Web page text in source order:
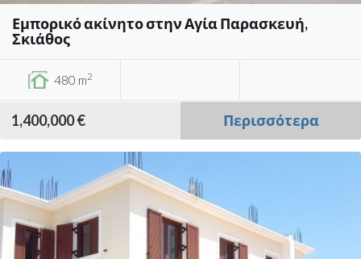
Εμπορικό ακίνητο στην Αγία Παρασκευή,
Σκιάθος
480 m2
1,400,000 € Περισσότερα